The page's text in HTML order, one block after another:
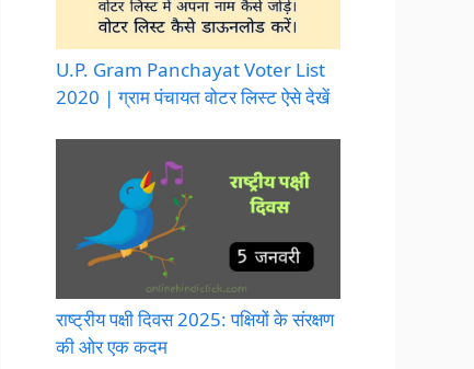
U.P. Gram Panchayat Voter List
2020 | ग्राम पंचायत वोटर लिस्ट ऐसे देखें
राष्ट्रीय पक्षी दिवस 2025: पक्षियों के संरक्षण
की ओर एक कदम